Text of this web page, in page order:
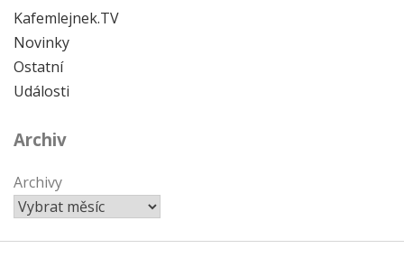
Kafemlejnek.TV
Novinky
Ostatní
Události
Archiv
Archivy